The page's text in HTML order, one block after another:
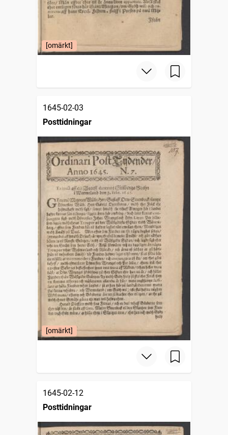
[omärkt]
1645-02-03
Posttidningar
[omärkt]
1645-02-12
Posttidningar